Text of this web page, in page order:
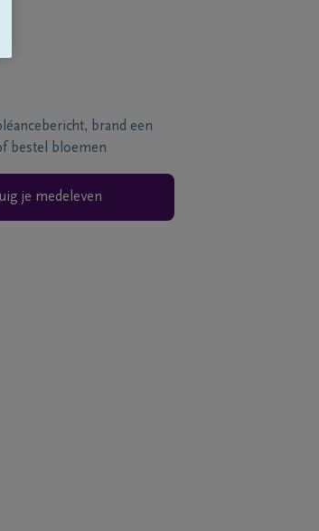
brand een
bestel bloemen
je medeleven